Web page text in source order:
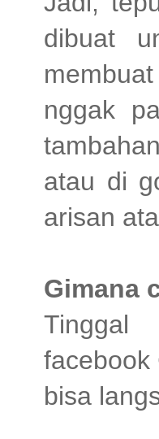
dibuat
nggak
atau di
arisan
Gimana
Tinggal
facebook
bisa